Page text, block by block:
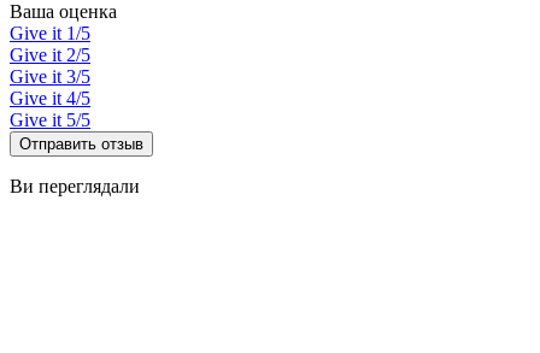
Ваша оценка
Give it 1/5
Give it 2/5
Give it 3/5
Give it 4/5
Give it 5/5
Отправить отзыв
Ви переглядали